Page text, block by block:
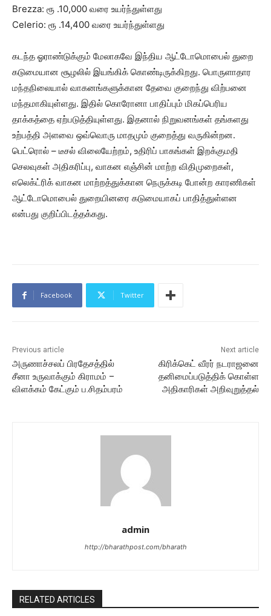
Brezza: ரூ .10,000 வரை உயர்ந்துள்ளது
Celerio: ரூ .14,400 வரை உயர்ந்துள்ளது
கடந்த ஓராண்டுக்கும் மேலாகவே இந்திய ஆட்டோமொபைல் துறை
கடுமையான சூழலில் இயங்கிக் கொண்டிருக்கிறது. பொருளாதார
மந்தநிலையால் வாகனங்களுக்கான தேவை குறைந்து விற்பனை
மந்தமாகியுள்ளது. இதில் கொரோனா பாதிப்பும் மிகப்பெரிய
தாக்கத்தை ஏற்படுத்தியுள்ளது. இதனால் நிறுவனங்கள் தங்களது
உற்பத்தி அளவை ஒவ்வொரு மாதமும் குறைத்து வருகின்றன.
பெட்ரொல் – டீசல் விலையேற்றம், உதிரிப் பாகங்கள் இறக்குமதி
செலவுகள் அதிகரிப்பு, வாகன எஞ்சின் மாற்ற விதிமுறைகள்,
எலெக்ட்ரிக் வாகன மாற்றத்துக்கான நெருக்கடி போன்ற காரணிகள்
ஆட்டோமொபைல் துறையினரை கடுமையாகப் பாதித்துள்ளன
என்பது குறிப்பிடத்தக்கது.
Facebook Twitter
Previous article
அருணாச்சலப் பிரதேசத்தில்
சீனா உருவாக்கும் கிராமம் –
விளக்கம் கேட்கும் ப.சிதம்பரம்
Next article
கிரிக்கெட் வீரர் நடராஜனை
தனிமைப்படுத்திக் கொள்ள
அதிகாரிகள் அறிவுறுத்தல்
admin
http://bharathpost.com/bharath
RELATED ARTICLES